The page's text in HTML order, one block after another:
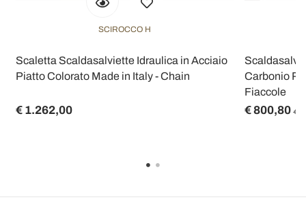
SCIROCCO H
Scaletta Scaldasalviette Idraulica in Acciaio
Piatto Colorato Made in Italy - Chain
€ 1.262,00
Carbonio
Fiaccole
€ 800,80 €